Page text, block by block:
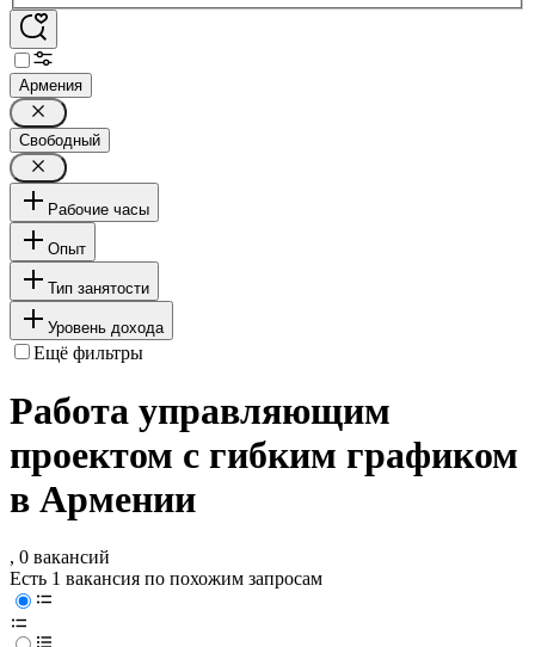
Армения
Свободный
Рабочие часы
Опыт
Тип занятости
Уровень дохода
Ещё фильтры
Работа управляющим
проектом с гибким графиком
в Армении
, 0 вакансий
Есть 1 вакансия по похожим запросам